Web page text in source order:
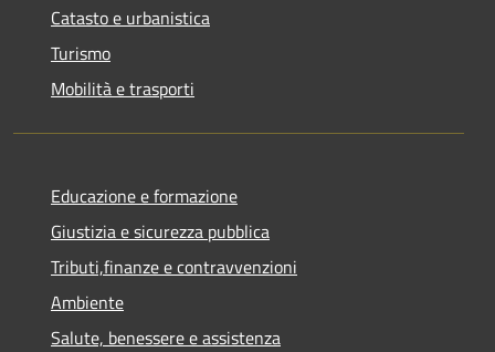
Catasto e urbanistica
Turismo
Mobilità e trasporti
Educazione e formazione
Giustizia e sicurezza pubblica
Tributi,finanze e contravvenzioni
Ambiente
Salute, benessere e assistenza